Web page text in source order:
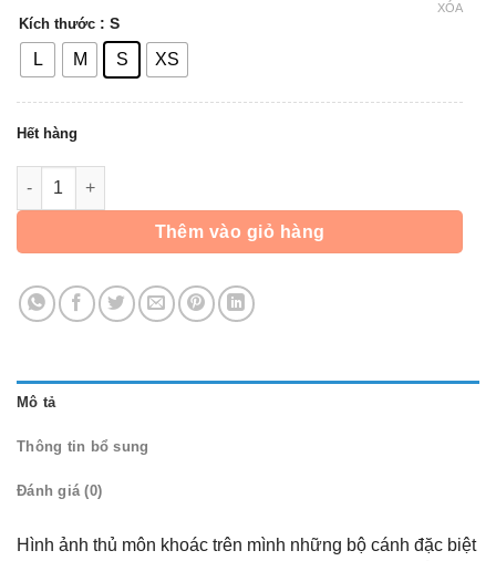
Kích thước : S
L M S XS
XÓA
Hết hàng
Áo Dài Tay Thủ Môn - Xanh Lá số lượng
Thêm vào giỏ hàng
Mô tả
Thông tin bổ sung
Đánh giá (0)
Hình ảnh thủ môn khoác trên mình những bộ cánh đặc biệt